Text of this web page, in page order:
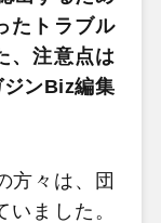
たトラブル
、注意点は
ンBiz編集
方々は、団
ました。